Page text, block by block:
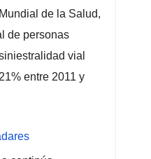
de la Salud,
de personas
vial
entre 2011 y